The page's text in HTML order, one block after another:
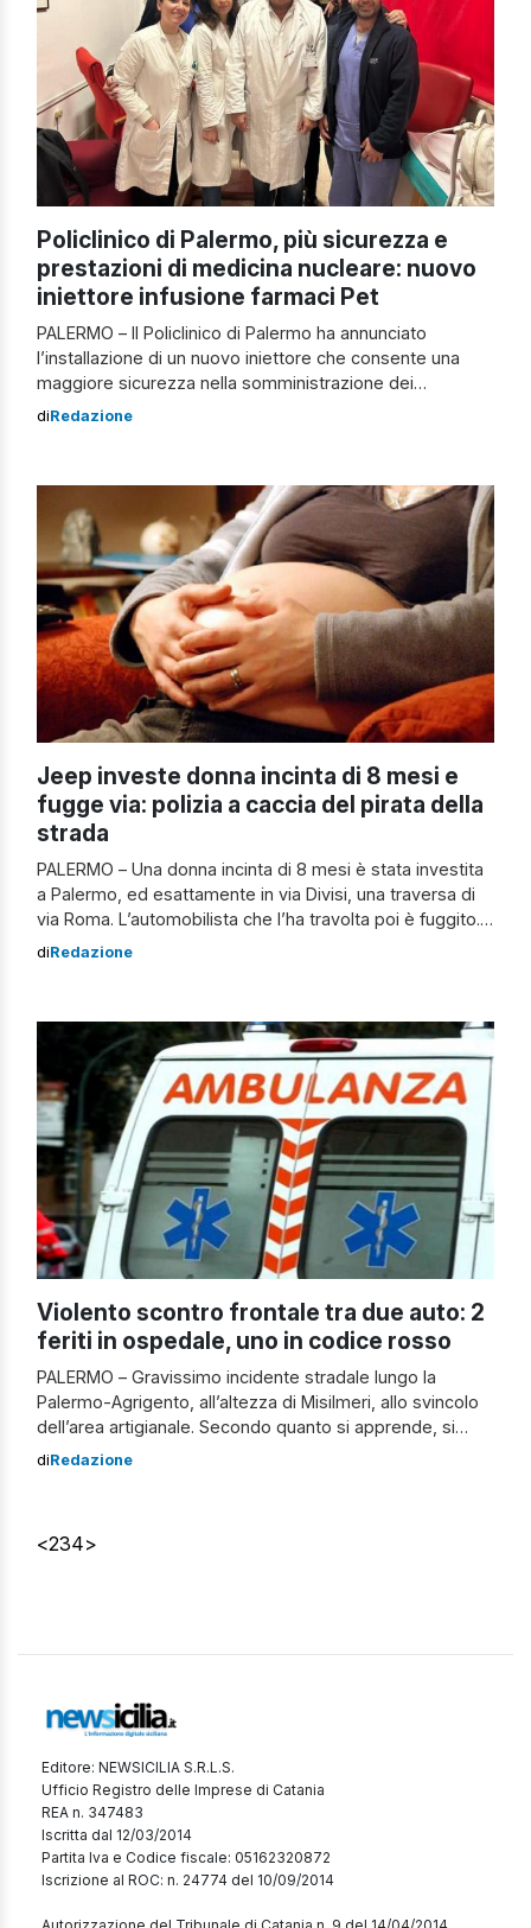
Policlinico di Palermo, più sicurezza e
prestazioni di medicina nucleare: nuovo
iniettore infusione farmaci Pet
PALERMO – Il Policlinico di Palermo ha annunciato
l’installazione di un nuovo iniettore che consente una
maggiore sicurezza nella somministrazione dei
radiofarmaci, riducendo la radio-esposizione di pazienti
contro le problematiche relative alla sicurezza e alla
radioprotezione in medicina nucleare. Secondo Renato
Costa, […]
diRedazione
Jeep investe donna incinta di 8 mesi e
fugge via: polizia a caccia del pirata della
strada
PALERMO – Una donna incinta di 8 mesi è stata investita
a Palermo, ed esattamente in via Divisi, una traversa di
via Roma. L’automobilista che l’ha travolta poi è fuggito.
La signora, 35enne, è stata soccorsa dai sanitari del 118
diRedazione
Violento scontro frontale tra due auto: 2
feriti in ospedale, uno in codice rosso
PALERMO – Gravissimo incidente stradale lungo la
Palermo-Agrigento, all’altezza di Misilmeri, allo svincolo
dell’area artigianale. Secondo quanto si apprende, si
tratterebbe di uno scontro frontale tra due mezzi. Il
diRedazione
<234>
Editore: NEWSICILIA S.R.L.S.
Ufficio Registro delle Imprese di Catania
REA n. 347483
Iscritta dal 12/03/2014
Partita Iva e Codice fiscale: 05162320872
Iscrizione al ROC: n. 24774 del 10/09/2014